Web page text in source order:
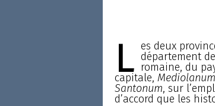
L es deux
département
romaine, du
capitale, Mediolanum
Santonum, sur
d’accord que les